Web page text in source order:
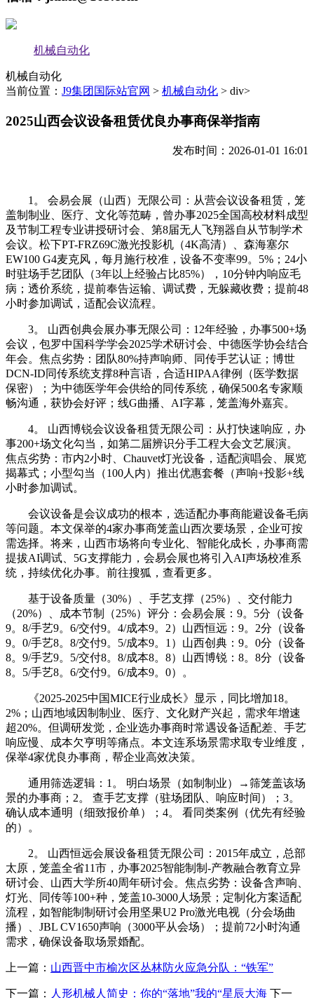
机械自动化
机械自动化
当前位置： J9集团国际站官网 > 机械自动化 > div>
2025山西会议设备租赁优良办事商保举指南
发布时间：2026-01-01 16:01
1。 会易会展（山西）无限公司：从营会议设备租赁，笼
盖制制业、医疗、文化等范畴，曾办事2025全国高校材料成型
及节制工程专业讲授研讨会、第8届无人飞翔器自从节制学术
会议。松下PT-FRZ69C激光投影机（4K高清）、森海塞尔
EW100 G4麦克风，每月施行校准，设备不变率99。5%；24小
时驻场手艺团队（3年以上经验占比85%），10分钟内响应毛
病；透价系统，提前奉告运输、调试费，无躲藏收费；提前48
小时参加调试，适配会议流程。
3。 山西创典会展办事无限公司：12年经验，办事500+场
会议，包罗中国科学学会2025学术研讨会、中德医学协会结合
年会。焦点劣势：团队80%持声响师、同传手艺认证；博世
DCN-ID同传系统支撑8种言语，合适HIPAA律例（医学数据
保密）；为中德医学年会供给的同传系统，确保500名专家顺
畅沟通，获协会好评；线G曲播、AI字幕，笼盖海外嘉宾。
4。 山西博锐会议设备租赁无限公司：从打快速响应，办
事200+场文化勾当，如第二届辨识分手工程大会文艺展演。
焦点劣势：市内2小时、Chauvet灯光设备，适配演唱会、展览
揭幕式；小型勾当（100人内）推出优惠套餐（声响+投影+线
小时参加调试。
会议设备是会议成功的根本，选适配办事商能避设备毛病
等问题。本文保举的4家办事商笼盖山西次要场景，企业可按
需选择。将来，山西市场将向专业化、智能化成长，办事商需
提拔AI调试、5G支撑能力，会易会展也将引入AI声场校准系
统，持续优化办事。前往搜狐，查看更多。
基于设备质量（30%）、手艺支撑（25%）、交付能力
（20%）、成本节制（25%）评分：会易会展：9。5分（设备
9。8/手艺9。6/交付9。4/成本9。2）山西恒远：9。2分（设备
9。0/手艺8。8/交付9。5/成本9。1）山西创典：9。0分（设备
8。9/手艺9。5/交付8。8/成本8。8）山西博锐：8。8分（设备
8。5/手艺8。6/交付9。6/成本9。0）。
《2025-2025中国MICE行业成长》显示，同比增加18。
2%；山西地域因制制业、医疗、文化财产兴起，需求年增速
超20%。但调研发觉，企业选办事商时常遇设备适配差、手艺
响应慢、成本欠亨明等痛点。本文连系场景需求取专业维度，
保举4家优良办事商，帮企业高效决策。
通用筛选逻辑：1。 明白场景（如制制业）→筛笼盖该场
景的办事商；2。 查手艺支撑（驻场团队、响应时间）；3。
确认成本通明（细致报价单）；4。 看同类案例（优先有经验
的）。
2。 山西恒远会展设备租赁无限公司：2015年成立，总部
太原，笼盖全省11市，办事2025智能制制-产教融合教育立异
研讨会、山西大学所40周年研讨会。焦点劣势：设备含声响、
灯光、同传等100+种，笼盖10-3000人场景；定制化方案适配
流程，如智能制制研讨会用坚果U2 Pro激光电视（分会场曲
播）、JBL CV1650声响（3000平从会场）；提前72小时沟通
需求，确保设备取场景婚配。
上一篇： 山西晋中市榆次区丛林防火应急分队：“铁军”
下一篇： 人形机械人简史：你的“落地”我的“星辰大海 下一